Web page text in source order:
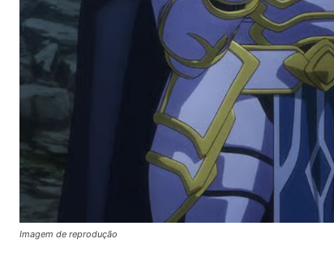
Imagem de reprodução